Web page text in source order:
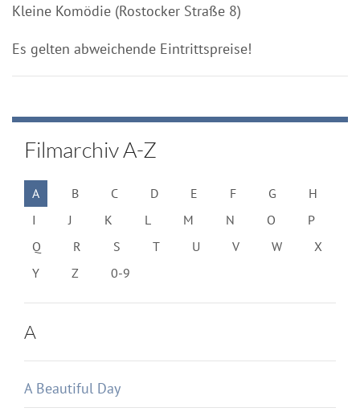
Kleine Komödie (Rostocker Straße 8)
Es gelten abweichende Eintrittspreise!
Filmarchiv A-Z
A B C D E F G
H
I
J K L M N O
P
Q
R S T U V W
X
Y
Z 0-9
A
A Beautiful Day